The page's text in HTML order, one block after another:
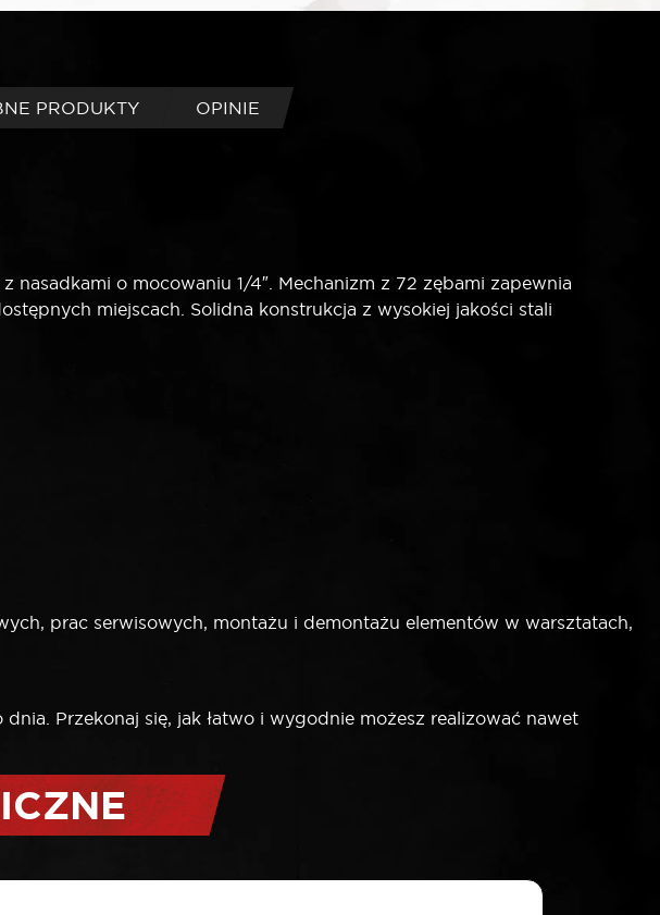
PRODUKTY OPINIE
nasadkami o mocowaniu 1/4″. Mechanizm z 72 zębami zapewnia
miejscach. Solidna konstrukcja z wysokiej jakości stali
prac serwisowych, montażu i demontażu elementów w warsztatach,
Przekonaj się, jak łatwo i wygodnie możesz realizować nawet